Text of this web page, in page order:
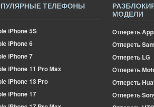
ТЕЛЕФОНЫ
iPhone 5S
iPhone 6
iPhone 7
iPhone 11 Pro Max
iPhone 13 Pro
iPhone 17
МОДЕЛИ
Отпереть
Отпереть
Отпереть LG
Отпереть
Отпереть
Отпереть